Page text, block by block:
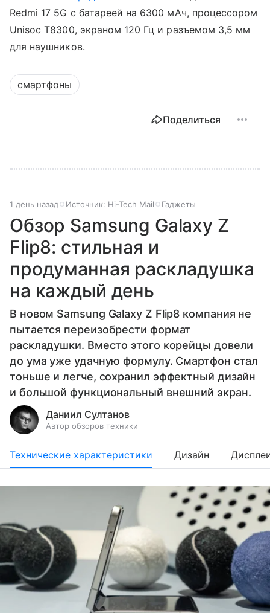
Redmi 17 5G с батареей на 6300 мАч, процессором
Unisoc T8300, экраном 120 Гц и разъемом 3,5 мм
для наушников.
смартфоны
Поделиться
1 день назад Источник: Hi-Tech Mail Гаджеты
Обзор Samsung Galaxy Z
Flip8: стильная и
продуманная раскладушка
на каждый день
В новом Samsung Galaxy Z Flip8 компания не
пытается переизобрести формат
раскладушки. Вместо этого корейцы довели
до ума уже удачную формулу. Смартфон стал
тоньше и легче, сохранил эффектный дизайн
и большой функциональный внешний экран.
Даниил Султанов
Автор обзоров техники
Технические характеристики Дизайн